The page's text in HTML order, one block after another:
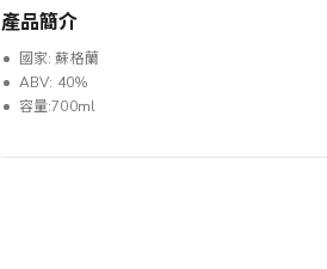
產品簡介
國家: 蘇格蘭
ABV: 40%
容量:700ml